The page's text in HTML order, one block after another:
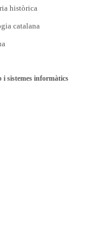
històrica
catalana
sistemes informàtics